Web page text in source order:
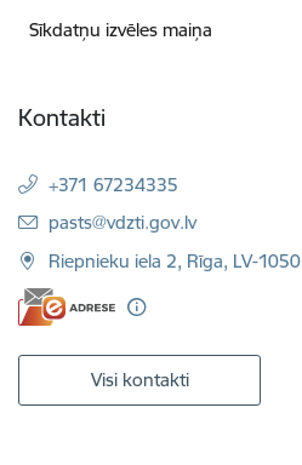
Sīkdatņu izvēles maiņa
Kontakti
+371 67234335
E-pasts:
pasts@vdzti.gov.lv
Riepnieku iela 2, Rīga, LV-1050
Visi kontakti